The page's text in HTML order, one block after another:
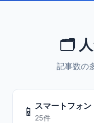
🗂️ 人
記事数の
📱 スマートフォン
25件